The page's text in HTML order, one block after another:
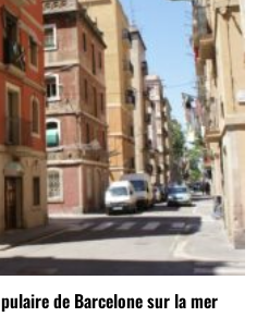
de Barcelone sur la mer